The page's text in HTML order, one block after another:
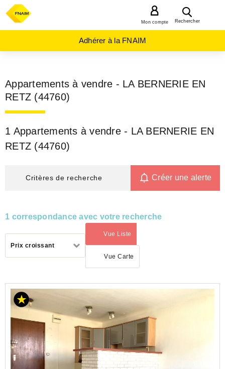
Rechercher
Mon compte
Adhérer à la FNAIM
Appartements à vendre - LA BERNERIE EN
RETZ (44760)
1 Appartements à vendre - LA BERNERIE EN
RETZ (44760)
Critères de recherche Créer une alerte
1 correspondance avec votre recherche
Prix croissant
Vue Liste
(activé)
Vue Carte
ACHAT
APPARTEMENT
DE-
LOIRE
LOIRE-
ATLANTIQUE
(44)
LA
BERNERIE